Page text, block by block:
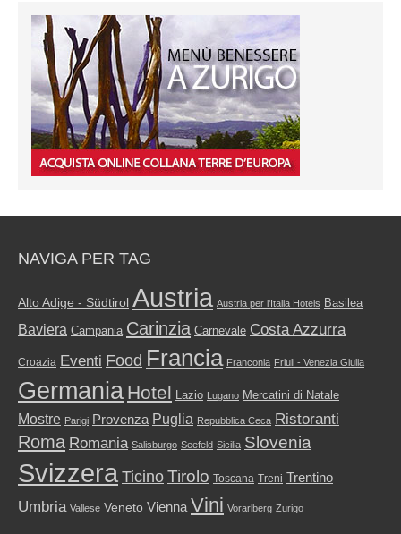
NAVIGA PER TAG
Alto Adige - Südtirol Austria Austria per l'Italia Hotels Basilea
Baviera Campania Carinzia Carnevale Costa Azzurra
Croazia Eventi Food Francia Franconia Friuli - Venezia Giulia
Germania Hotel Lazio Lugano Mercatini di Natale
Mostre Parigi Provenza Puglia Repubblica Ceca Ristoranti
Roma Romania Salisburgo Seefeld Sicilia Slovenia
Svizzera Ticino Tirolo Toscana Treni Trentino
Umbria Vallese Veneto Vienna Vini Vorarlberg Zurigo